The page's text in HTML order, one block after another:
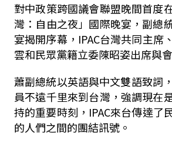
對中政策跨國議會聯盟晚間首度
灣：自由之夜」國際晚宴，副總
宴揭開序幕，IPAC台灣共同主席
雲和民眾黨籍立委陳昭姿出席與
蕭副總統以英語與中文雙語致詞
員不遠千里來到台灣，強調現在
持的重要時刻，IPAC來台傳達了
的人們之間的團結訊號。